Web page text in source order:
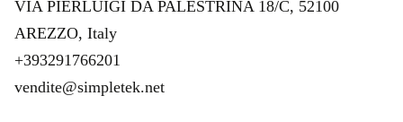
VIA PIERLUIGI DA PALESTRINA 18/C, 52100
AREZZO, Italy
+393291766201
vendite@simpletek.net